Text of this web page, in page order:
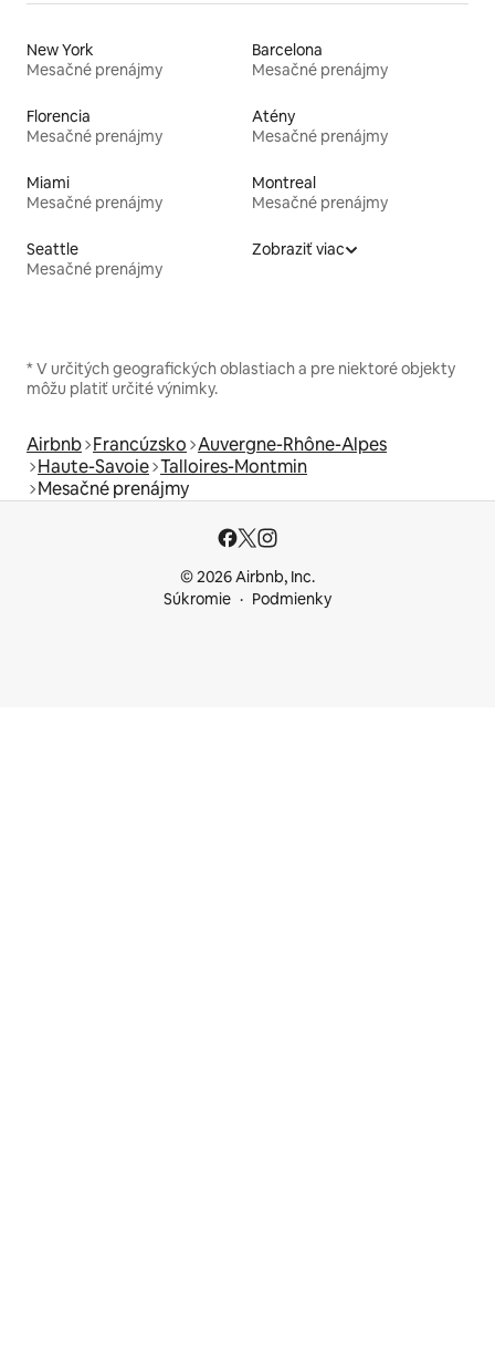
New York
Mesačné prenájmy
Barcelona
Mesačné prenájmy
Florencia
Mesačné prenájmy
Atény
Mesačné prenájmy
Miami
Mesačné prenájmy
Montreal
Mesačné prenájmy
Seattle
Mesačné prenájmy
Zobraziť viac
* V určitých geografických oblastiach a pre niektoré objekty
môžu platiť určité výnimky.
Airbnb Francúzsko Auvergne-Rhône-Alpes
Haute-Savoie Talloires-Montmin
Mesačné prenájmy
© 2026 Airbnb, Inc.
Súkromie
Podmienky